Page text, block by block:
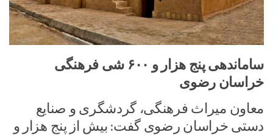
ساماندهی پنج هزار و ۶۰۰ شی فرهنگی
خراسان رضوی
معاون میراث فرهنگی، گردشگری و صنایع
دستی خراسان رضوی گفت: بیش از پنج هزار و